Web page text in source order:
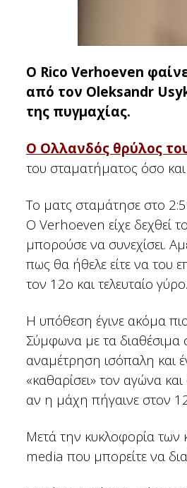
Ο Rico Verhoeven
από τον Oleksandr
της πυγμαχίας.
Ο Ολλανδός θρύλος
του σταματήματος όσο
Το ματς σταμάτησε στο
Ο Verhoeven είχε δεχθεί
μπορούσε να συνεχίσει.
πως θα ήθελε είτε να του
τον 12ο και τελευταίο γύρο.
Η υπόθεση έγινε ακόμα
Σύμφωνα με τα διαθέσιμα
αναμέτρηση ισόπαλη και
«καθαρίσει» τον αγώνα
αν η μάχη πήγαινε στον
Μετά την κυκλοφορία των
media που μπορείτε να